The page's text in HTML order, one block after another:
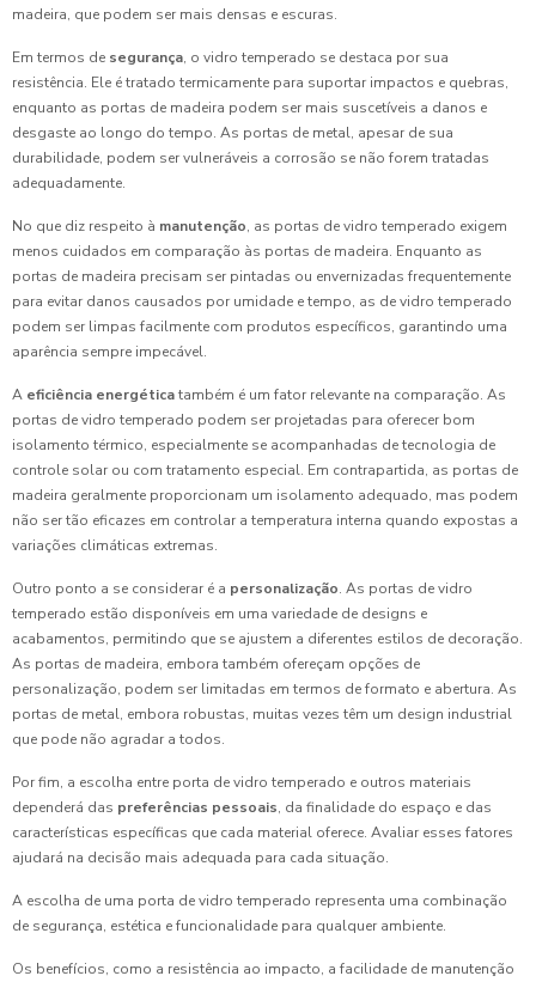
madeira, que podem ser mais densas e escuras.
Em termos de segurança, o vidro temperado se destaca por sua
resistência. Ele é tratado termicamente para suportar impactos e quebras,
enquanto as portas de madeira podem ser mais suscetíveis a danos e
desgaste ao longo do tempo. As portas de metal, apesar de sua
durabilidade, podem ser vulneráveis a corrosão se não forem tratadas
adequadamente.
No que diz respeito à manutenção, as portas de vidro temperado exigem
menos cuidados em comparação às portas de madeira. Enquanto as
portas de madeira precisam ser pintadas ou envernizadas frequentemente
para evitar danos causados por umidade e tempo, as de vidro temperado
podem ser limpas facilmente com produtos específicos, garantindo uma
aparência sempre impecável.
A eficiência energéticatambém é um fator relevante na comparação. As
portas de vidro temperado podem ser projetadas para oferecer bom
isolamento térmico, especialmente se acompanhadas de tecnologia de
controle solar ou com tratamento especial. Em contrapartida, as portas de
madeira geralmente proporcionam um isolamento adequado, mas podem
não ser tão eficazes em controlar a temperatura interna quando expostas a
variações climáticas extremas.
Outro ponto a se considerar é a personalização. As portas de vidro
temperado estão disponíveis em uma variedade de designs e
acabamentos, permitindo que se ajustem a diferentes estilos de decoração.
As portas de madeira, embora também ofereçam opções de
personalização, podem ser limitadas em termos de formato e abertura. As
portas de metal, embora robustas, muitas vezes têm um design industrial
que pode não agradar a todos.
Por fim, a escolha entre porta de vidro temperado e outros materiais
dependerá das preferências pessoais, da finalidade do espaço e das
características específicas que cada material oferece. Avaliar esses fatores
ajudará na decisão mais adequada para cada situação.
A escolha de uma porta de vidro temperado representa uma combinação
de segurança, estética e funcionalidade para qualquer ambiente.
Os benefícios, como a resistência ao impacto, a facilidade de manutenção